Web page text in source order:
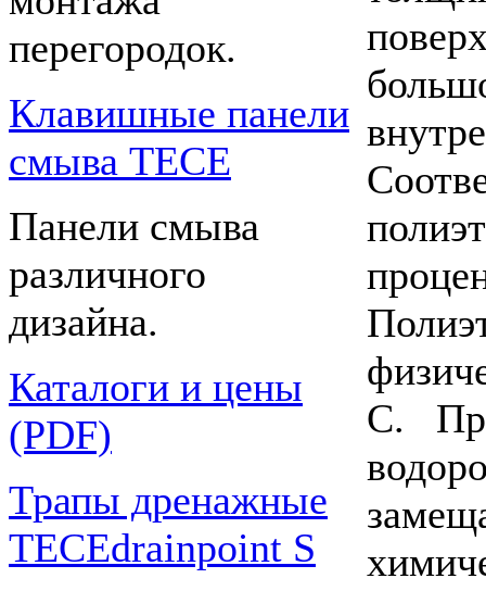
перегородок.
Клавишные панели
смыва TECE
Панели смыва
различного
дизайна.
Каталоги и цены
(PDF)
Трапы дренажные
TECEdrainpoint S
C.